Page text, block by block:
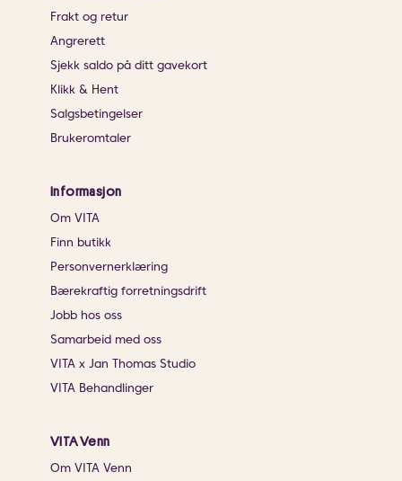
Frakt og retur
Angrerett
Sjekk saldo på ditt gavekort
Klikk & Hent
Salgsbetingelser
Brukeromtaler
Informasjon
Om VITA
Finn butikk
Personvernerklæring
Bærekraftig forretningsdrift
Jobb hos oss
Samarbeid med oss
VITA x Jan Thomas Studio
VITA Behandlinger
VITA Venn
Om VITA Venn